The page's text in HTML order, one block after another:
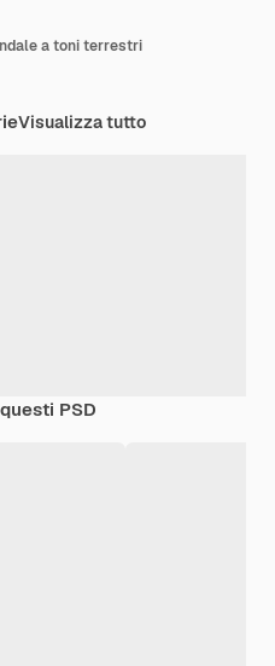
a toni terrestri
Visualizza tutto
PSD